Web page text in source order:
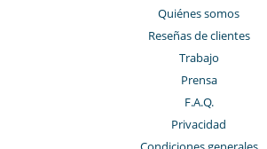
Quiénes somos
Reseñas de clientes
Trabajo
Prensa
F.A.Q.
Privacidad